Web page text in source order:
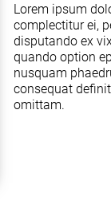
Lorem ipsum
complectitur ei,
disputando ex
quando option
nusquam
consequat
omittam.